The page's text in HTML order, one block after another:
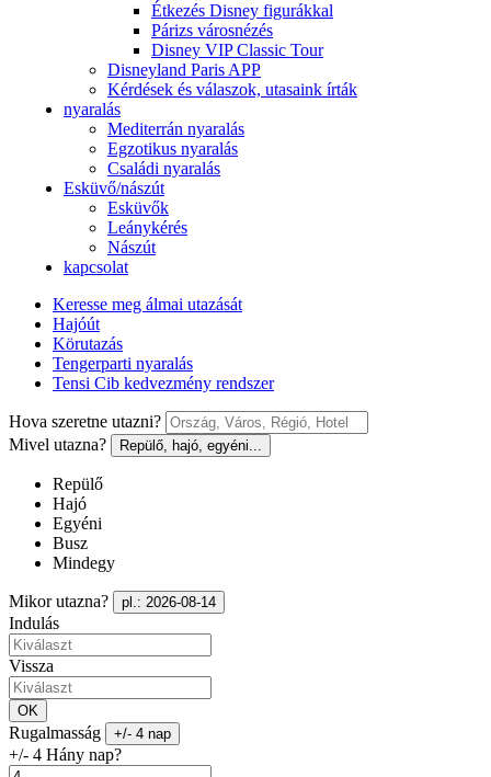
Étkezés Disney figurákkal
Párizs városnézés
Disney VIP Classic Tour
Disneyland Paris APP
Kérdések és válaszok, utasaink írták
nyaralás
Mediterrán nyaralás
Egzotikus nyaralás
Családi nyaralás
Esküvő/nászút
Esküvők
Leánykérés
Nászút
kapcsolat
Keresse meg álmai utazását
Hajóút
Körutazás
Tengerparti nyaralás
Tensi Cib kedvezmény rendszer
Hova szeretne utazni?
Mivel utazna?
Repülő, hajó, egyéni...
Repülő
Hajó
Egyéni
Busz
Mindegy
Mikor utazna? pl.: 2026-08-14
Indulás
Vissza
OK
Rugalmasság +/- 4 nap
+/- 4 Hány nap?